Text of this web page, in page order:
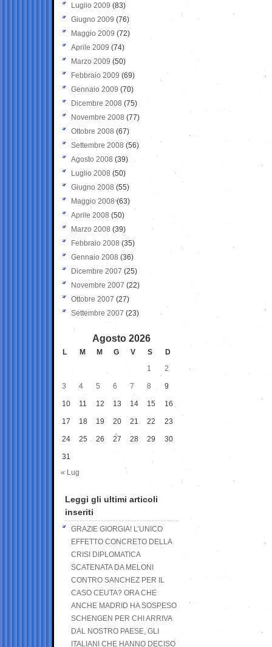
Luglio 2009 (83)
Giugno 2009 (76)
Maggio 2009 (72)
Aprile 2009 (74)
Marzo 2009 (50)
Febbraio 2009 (69)
Gennaio 2009 (70)
Dicembre 2008 (75)
Novembre 2008 (77)
Ottobre 2008 (67)
Settembre 2008 (56)
Agosto 2008 (39)
Luglio 2008 (50)
Giugno 2008 (55)
Maggio 2008(63)
Aprile 2008 (50)
Marzo 2008 (39)
Febbraio 2008 (35)
Gennaio 2008 (36)
Dicembre 2007 (25)
Novembre 2007 (22)
Ottobre 2007 (27)
Settembre 2007 (23)
Agosto 2026
L M M G V S
D
1
2
3 4 5 6 7 8 9
10 11 12 13 14 15 16
17 18 19 20 21 22 23
24 25 26 27 28 29 30
31
« Lug
Leggi gli ultimi articoli
inseriti
GRAZIE GIORGIA! L’UNICO
EFFETTO CONCRETO DELLA
CRISI DIPLOMATICA
SCATENATA DA MELONI
CONTRO SANCHEZ PER IL
CASO CEUTA? ORA CHE
ANCHE MADRID HA SOSPESO
SCHENGEN PER CHI ARRIVA
DAL NOSTRO PAESE, GLI
ITALIANI CHE HANNO DECISO